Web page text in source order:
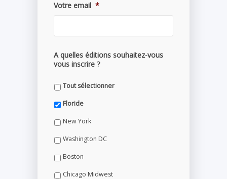
Votre email *
A quelles éditions souhaitez-vous
vous inscrire ?
Tout sélectionner
Floride
New York
Washington DC
Boston
Chicago Midwest